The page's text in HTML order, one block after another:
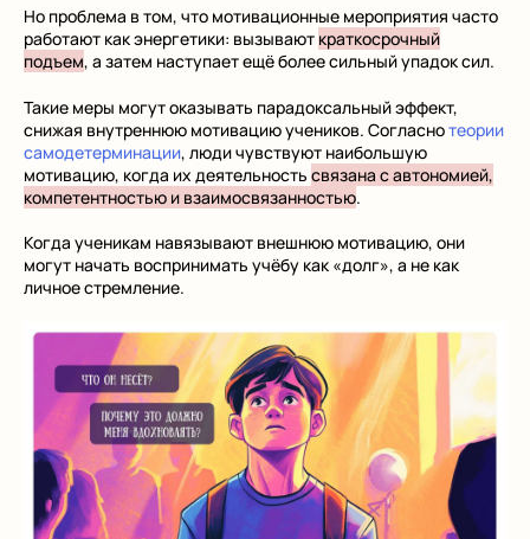
Но проблема в том, что мотивационные мероприятия часто
работают как энергетики: вызывают краткосрочный
подъем, а затем наступает ещё более сильный упадок сил.
Такие меры могут оказывать парадоксальный эффект,
снижая внутреннюю мотивацию учеников. Согласнотеории
самодетерминации, люди чувствуют наибольшую
мотивацию, когда их деятельность связана с автономией,
компетентностью и взаимосвязанностью.
Когда ученикам навязывают внешнюю мотивацию, они
могут начать воспринимать учёбу как «долг», а не как
личное стремление.